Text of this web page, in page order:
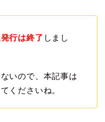
行は終了 しまし
いので、本記事は
くださいね。